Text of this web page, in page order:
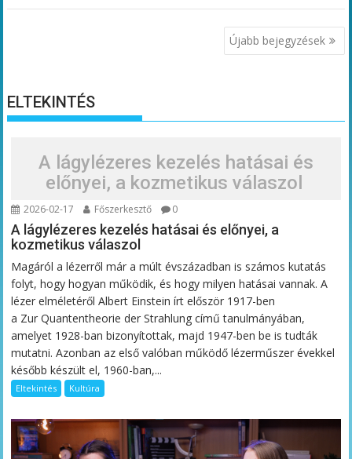
Újabb bejegyzések
ELTEKINTÉS
A lágylézeres kezelés hatásai és
előnyei, a kozmetikus válaszol
2026-02-17 Főszerkesztő 0
A lágylézeres kezelés hatásai és előnyei, a
kozmetikus válaszol
Magáról a lézerről már a múlt évszázadban is számos kutatás
folyt, hogy hogyan működik, és hogy milyen hatásai vannak. A
lézer elméletéről Albert Einstein írt először 1917-ben
a Zur Quantentheorie der Strahlung című tanulmányában,
amelyet 1928-ban bizonyítottak, majd 1947-ben be is tudták
mutatni. Azonban az első valóban működő lézerműszer évekkel
később készült el, 1960-ban,...
Eltekintés Kultúra